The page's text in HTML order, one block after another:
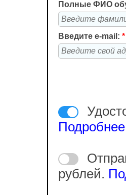
Полные ФИО
Введите e-mail: *
рублей.